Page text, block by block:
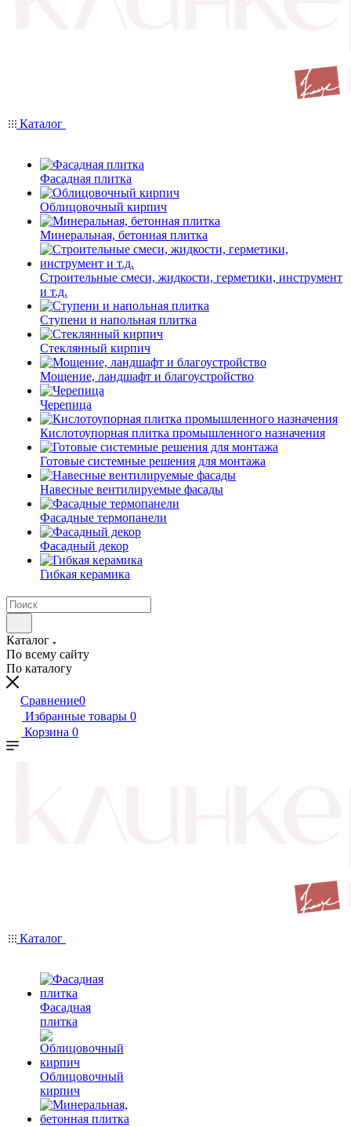
Каталог
Фасадная плитка
Облицовочный кирпич
Минеральная, бетонная плитка
Строительные смеси, жидкости, герметики, инструмент
и т.д.
Ступени и напольная плитка
Cтеклянный кирпич
Мощение, ландшафт и благоустройство
Черепица
Кислотоупорная плитка промышленного назначения
Готовые системные решения для монтажа
Навесные вентилируемые фасады
Фасадные термопанели
Фасадный декор
Гибкая керамика
Каталог
По всему сайту
По каталогу
Сравнение0
Избранные товары 0
Корзина 0
Каталог
Фасадная
плитка
Облицовочный
кирпич